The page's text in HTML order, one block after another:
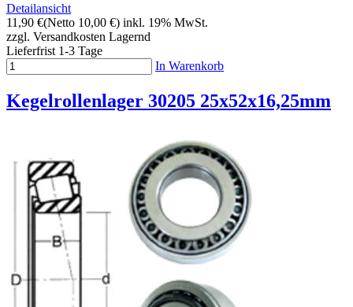
Detailansicht
11,90 €(Netto 10,00 €) inkl. 19% MwSt.
zzgl. Versandkosten Lagernd
Lieferfrist 1-3 Tage
In Warenkorb
Kegelrollenlager 30205 25x52x16,25mm